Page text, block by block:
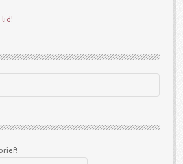
lid!